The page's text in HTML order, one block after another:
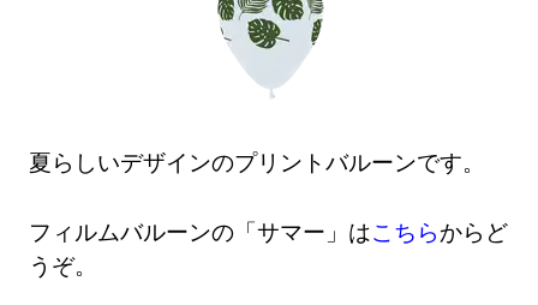
夏らしいデザインのプリントバルーンです。
フィルムバルーンの「サマー」はこちらからど
うぞ。